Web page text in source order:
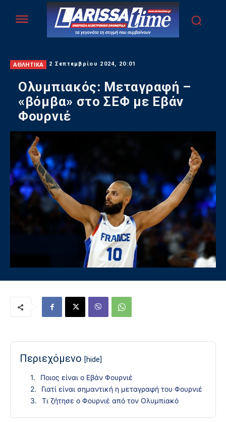
ΑΘΛΗΤΙΚΑ 2 Σεπτεμβρίου 2024, 20:01
Ολυμπιακός: Μεταγραφή –
«βόμβα» στο ΣΕΦ με Εβάν
Φουρνιέ
Περιεχόμενο [hide]
Ποιος είναι ο Εβάν Φουρνιέ
Γιατί είναι σημαντική η μεταγραφή του Φουρνιέ
Τι ζήτησε ο Φουρνιέ από τον Ολυμπιακό